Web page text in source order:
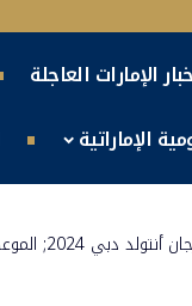
الإمارات العاجلة
الإماراتية
وطريقة الحجز وأسعار التذاكر